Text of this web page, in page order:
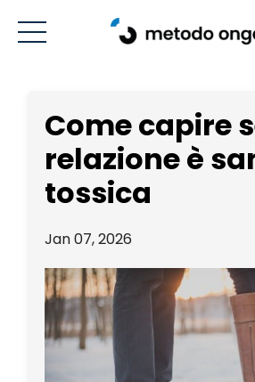
Come capire
relazione è
tossica
Jan 07, 2026